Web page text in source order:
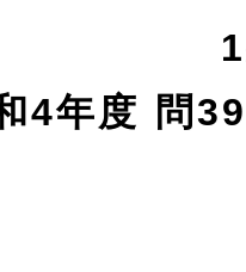
4年度 問